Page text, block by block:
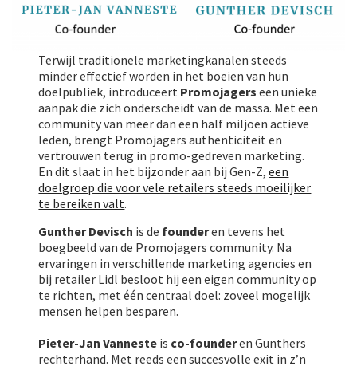
Terwijl traditionele marketingkanalen steeds
minder effectief worden in het boeien van hun
doelpubliek, introduceert Promojagerseen unieke
aanpak die zich onderscheidt van de massa. Met een
community van meer dan een half miljoen actieve
leden, brengt Promojagers authenticiteit en
vertrouwen terug in promo-gedreven marketing.
En dit slaat in het bijzonder aan bij Gen-Z,een
doelgroep die voor vele retailers steeds moeilijker
te bereiken valt.
Gunther Devisch is de founderen tevens het
boegbeeld van de Promojagers community. Na
ervaringen in verschillende marketing agencies en
bij retailer Lidl besloot hij een eigen community op
te richten, met één centraal doel: zoveel mogelijk
mensen helpen besparen.
Pieter-Jan Vanneste is co-founderen Gunthers
rechterhand. Met reeds een succesvolle exit in z’n